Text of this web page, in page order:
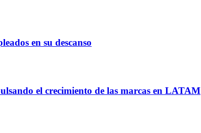
en su descanso
el crecimiento de las marcas en LATAM